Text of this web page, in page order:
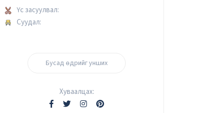
Үс засуулвал:
Суудал:
Бусад өдрийг унших
Хуваалцах: